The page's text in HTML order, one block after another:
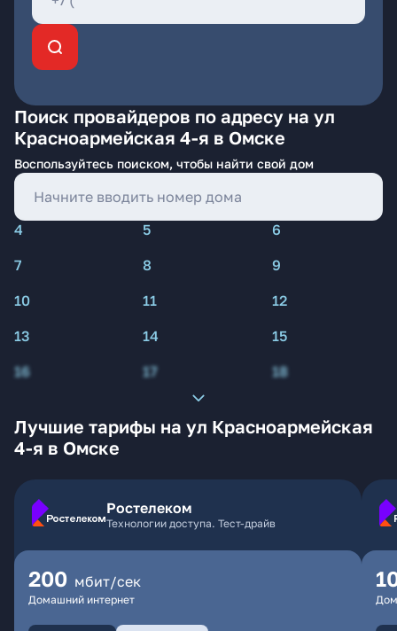
Поиск провайдеров по адресу на ул
Красноармейская 4-я в Омске
Воспользуйтесь поиском, чтобы найти свой дом
4 5
6
7
8
9
10
11
12
13
14
15
16
17 18
Лучшие тарифы на ул Красноармейская
4-я в Омске
Ростелеком
Технологии доступа. Тест-драйв
200 мбит/сек
Домашний интернет